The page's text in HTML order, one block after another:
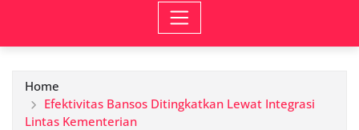
Home
Efektivitas Bansos Ditingkatkan Lewat Integrasi
Lintas Kementerian